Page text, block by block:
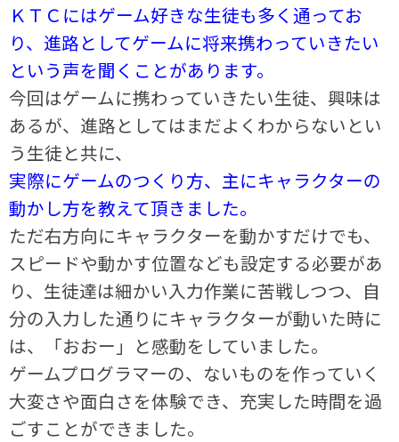
ＫＴＣにはゲーム好きな生徒も多く通ってお
り、進路としてゲームに将来携わっていきたい
という声を聞くことがあります。
今回はゲームに携わっていきたい生徒、興味は
あるが、進路としてはまだよくわからないとい
う生徒と共に、
実際にゲームのつくり方、主にキャラクターの
動かし方を教えて頂きました。
ただ右方向にキャラクターを動かすだけでも、
スピードや動かす位置なども設定する必要があ
り、生徒達は細かい入力作業に苦戦しつつ、自
分の入力した通りにキャラクターが動いた時に
は、「おおー」と感動をしていました。
ゲームプログラマーの、ないものを作っていく
大変さや面白さを体験でき、充実した時間を過
ごすことができました。